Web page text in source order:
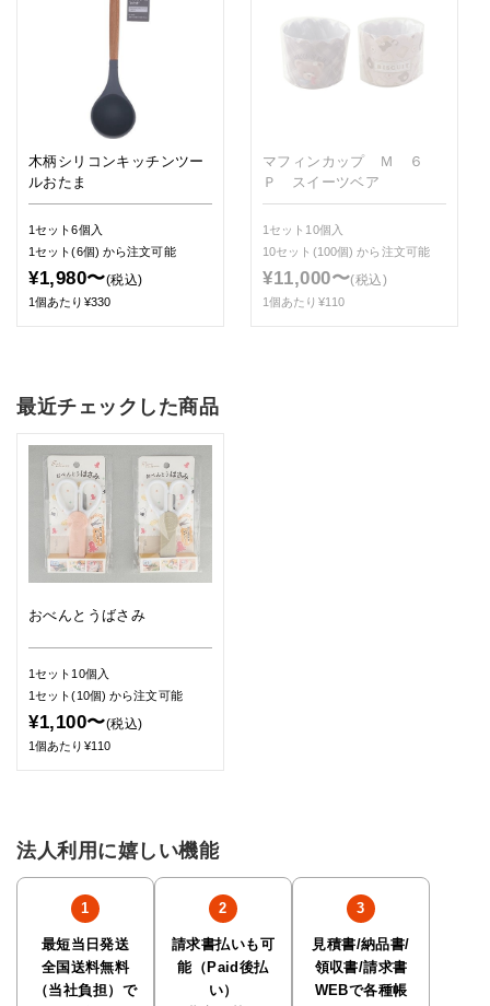
木柄シリコンキッチンツー
ルおたま
1セット6個入
1セット(6個) から注文可能
¥1,980〜(税込)
1個あたり¥330
マフィンカップ Ｍ ６
Ｐ スイーツベア
1セット10個入
10セット(100個)から注文可能
¥11,000〜(税込)
1個あたり¥110
最近チェックした商品
おべんとうばさみ
1セット10個入
1セット(10個)から注文可能
¥1,100〜(税込)
1個あたり¥110
法人利用に嬉しい機能
最短当日発送
全国送料無料
（当社負担）で
請求書払いも可
能（Paid後払
い）
見積書/納品書/
領収書/請求書
WEBで各種帳